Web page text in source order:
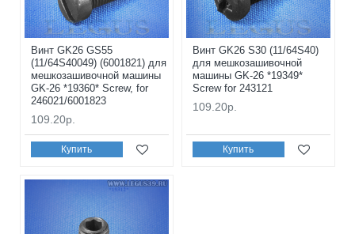
Винт GK26 GS55
(11/64S40049) (6001821) для
мешкозашивочной машины
GK-26 *19360* Screw, for
246021/6001823
109.20р.
Купить
Винт GK26 S30 (11/64S40)
для мешкозашивочной
машины GK-26 *19349*
Screw for 243121
109.20р.
Купить